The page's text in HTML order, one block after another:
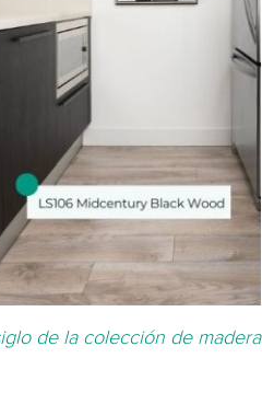
de la colección de madera